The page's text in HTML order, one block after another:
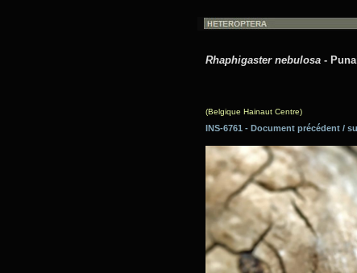
Rhaphigaster nebulosa -
(Belgique Hainaut Centre)
INS-6761 - Document précédent